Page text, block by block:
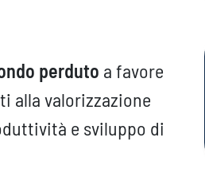
perduto a favore
alla valorizzazione
e sviluppo di